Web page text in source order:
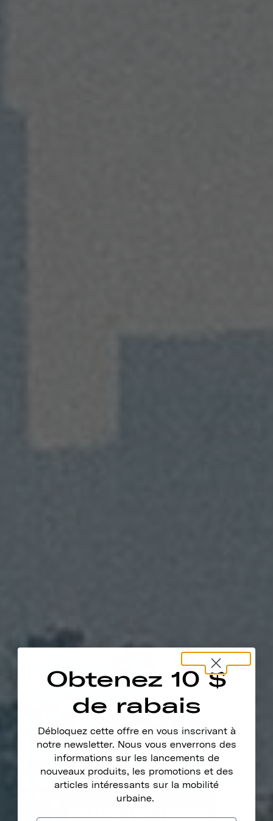
Obtenez 10 $
de rabais
Débloquez cette offre en vous inscrivant à
notre newsletter. Nous vous enverrons des
informations sur les lancements de
nouveaux produits, les promotions et des
articles intéressants sur la mobilité
urbaine.